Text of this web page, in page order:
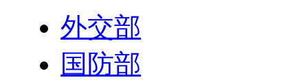
外交部
国防部